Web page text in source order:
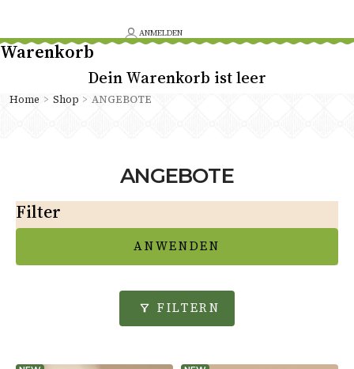
ANMELDEN
Warenkorb
Dein Warenkorb ist leer
Home > Shop > ANGEBOTE
ANGEBOTE
Filter
ANWENDEN